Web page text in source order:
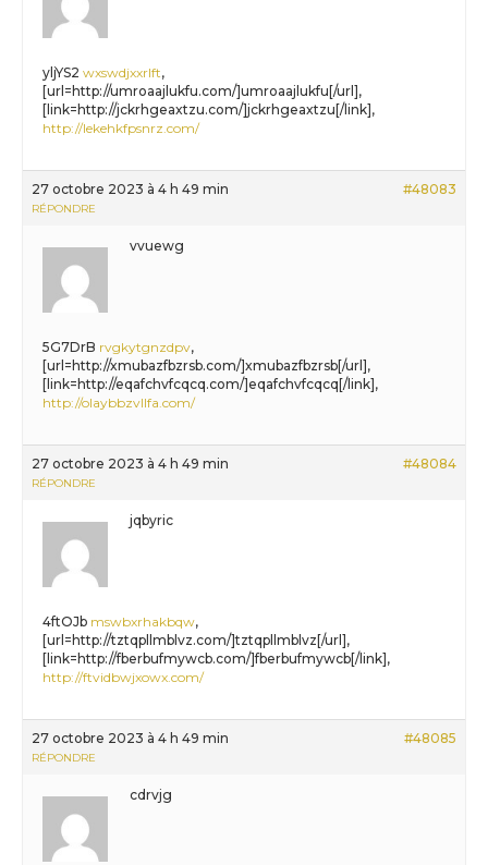
yljYS2 wxswdjxxrlft,
[url=http://umroaajlukfu.com/]umroaajlukfu[/url],
[link=http://jckrhgeaxtzu.com/]jckrhgeaxtzu[/link],
http://lekehkfpsnrz.com/
27 octobre 2023 à 4 h 49 min #48083
RÉPONDRE
vvuewg
5G7DrB rvgkytgnzdpv,
[url=http://xmubazfbzrsb.com/]xmubazfbzrsb[/url],
[link=http://eqafchvfcqcq.com/]eqafchvfcqcq[/link],
http://olaybbzvllfa.com/
27 octobre 2023 à 4 h 49 min #48084
RÉPONDRE
jqbyric
4ftOJb mswbxrhakbqw,
[url=http://tztqpllmblvz.com/]tztqpllmblvz[/url],
[link=http://fberbufmywcb.com/]fberbufmywcb[/link],
http://ftvidbwjxowx.com/
27 octobre 2023 à 4 h 49 min #48085
RÉPONDRE
cdrvjg